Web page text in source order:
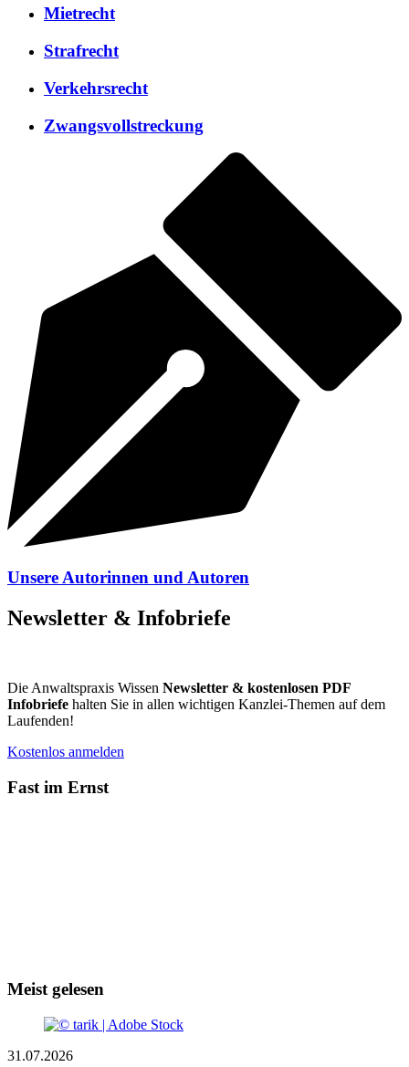
Mietrecht
Strafrecht
Verkehrsrecht
Zwangsvollstreckung
Unsere Autorinnen und Autoren
Newsletter & Infobriefe
Die Anwaltspraxis Wissen Newsletter & kostenlosen PDF
Infobriefe halten Sie in allen wichtigen Kanzlei-Themen auf dem
Laufenden!
Kostenlos anmelden
Fast im Ernst
Meist gelesen
31.07.2026